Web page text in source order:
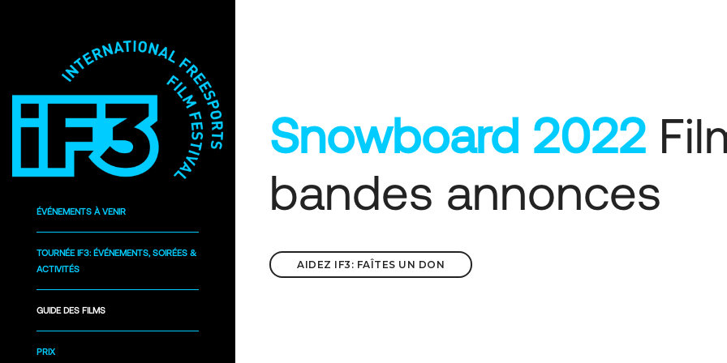
ÉVÉNEMENTS À VENIR
TOURNÉE IF3: ÉVÉNEMENTS, SOIRÉES &
ACTIVITÉS
GUIDE DES FILMS
PRIX
Snowboard 2022
bandes annonces
AIDEZ IF3: FAÎTES UN DON